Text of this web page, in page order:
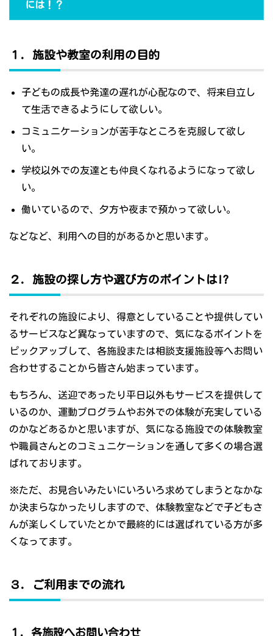
には！？
１．施設や教室の利用の目的
子どもの成長や発達の遅れが心配なので、将来自立し
て生活できるようにして欲しい。
コミュニケーションが苦手なところを克服して欲し
い。
学校以外での友達とも仲良くなれるようになって欲し
い。
働いているので、夕方や夜まで預かって欲しい。
などなど、利用への目的があるかと思います。
２．施設の探し方や選び方のポイントは!?
それぞれの施設により、得意としていることや提供してい
るサービスなど異なっていますので、気になるポイントを
ピックアップして、各施設または相談支援施設等へお問い
合わせすることから皆さん始まっています。
もちろん、送迎であったり平日以外もサービスを提供して
いるのか、運動プログラムやお外での体験が充実している
のかなどあるかと思いますが、気になる施設での体験教室
や職員さんとのコミュニケーションを通して多くの場合選
ばれております。
※ただ、お見合いみたいにいろいろ求めてしまうとなかな
か決まらなかったりしますので、体験教室などで子どもさ
んが楽しくしていたとかで最終的には選ばれている方が多
くなってます。
３．ご利用までの流れ
１．各施設へお問い合わせ